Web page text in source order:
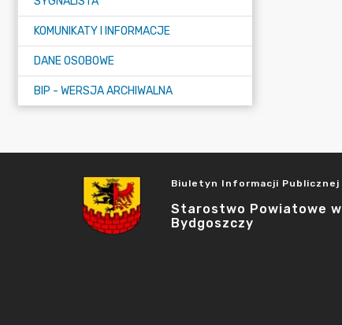
KOMUNIKATY I INFORMACJE
DANE OSOBOWE
BIP - WERSJA ARCHIWALNA
Biuletyn Informacji Publicznej
Starostwo Powiatowe w
Bydgoszczy